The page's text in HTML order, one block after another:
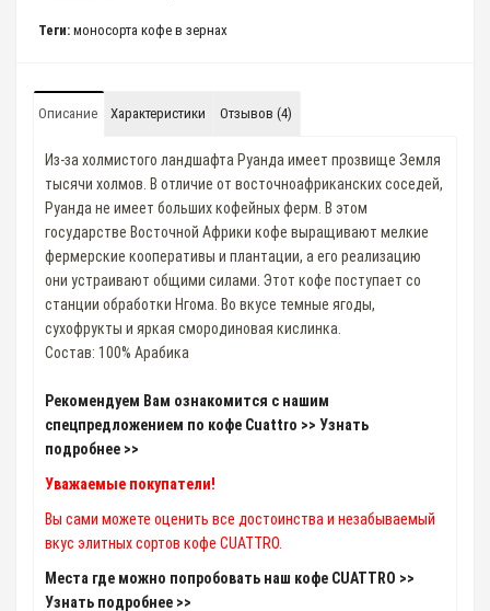
Теги: моносорта кофе в зернах
Описание Характеристики Отзывов (4)
Из-за холмистого ландшафта Руанда имеет прозвище Земля
тысячи холмов. В отличие от восточноафриканских соседей,
Руанда не имеет больших кофейных ферм. В этом
государстве Восточной Африки кофе выращивают мелкие
фермерские кооперативы и плантации, а его реализацию
они устраивают общими силами. Этот кофе поступает со
станции обработки Нгома. Во вкусе темные ягоды,
сухофрукты и яркая смородиновая кислинка.
Состав: 100% Арабика
Рекомендуем Вам ознакомится с нашим
спецпредложением по кофе Cuattro >> Узнать
подробнее >>
Уважаемые покупатели!
Вы сами можете оценить все достоинства и незабываемый
вкус элитных сортов кофе CUATTRO.
Места где можно попробовать наш кофе CUATTRO >>
Узнать подробнее >>